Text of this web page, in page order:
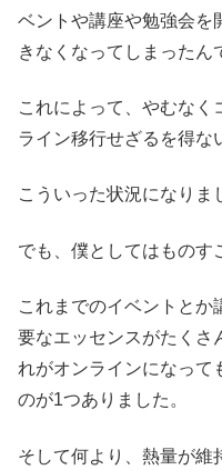
ベントや講座や勉強会を
きなくなってしまったん
これによって、やむなく
ライン移行せざるを得な
こういった状況になりま
でも、僕としてはものす
これまでのイベントとか
要なエッセンスがたくさ
れがオンラインになって
のが1つありました。
そして何より、熱量が維